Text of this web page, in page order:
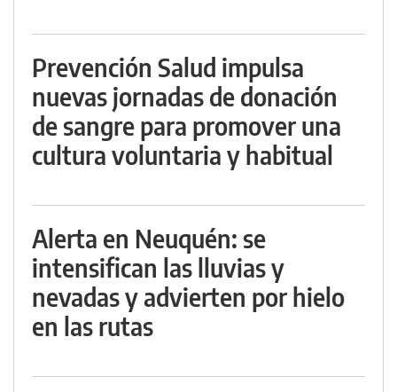
Prevención Salud impulsa
nuevas jornadas de donación
de sangre para promover una
cultura voluntaria y habitual
Alerta en Neuquén: se
intensifican las lluvias y
nevadas y advierten por hielo
en las rutas